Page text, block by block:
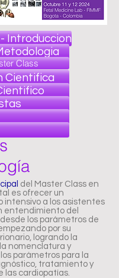
Introduccion
Class
Cientifica
del Master Class en
es ofrecer un
intensivo a los asistentes
entendimiento del
los parámetros de
por su
logrando la
nomenclatura y
parámetros para la
tratamiento y
las cardiopatías.